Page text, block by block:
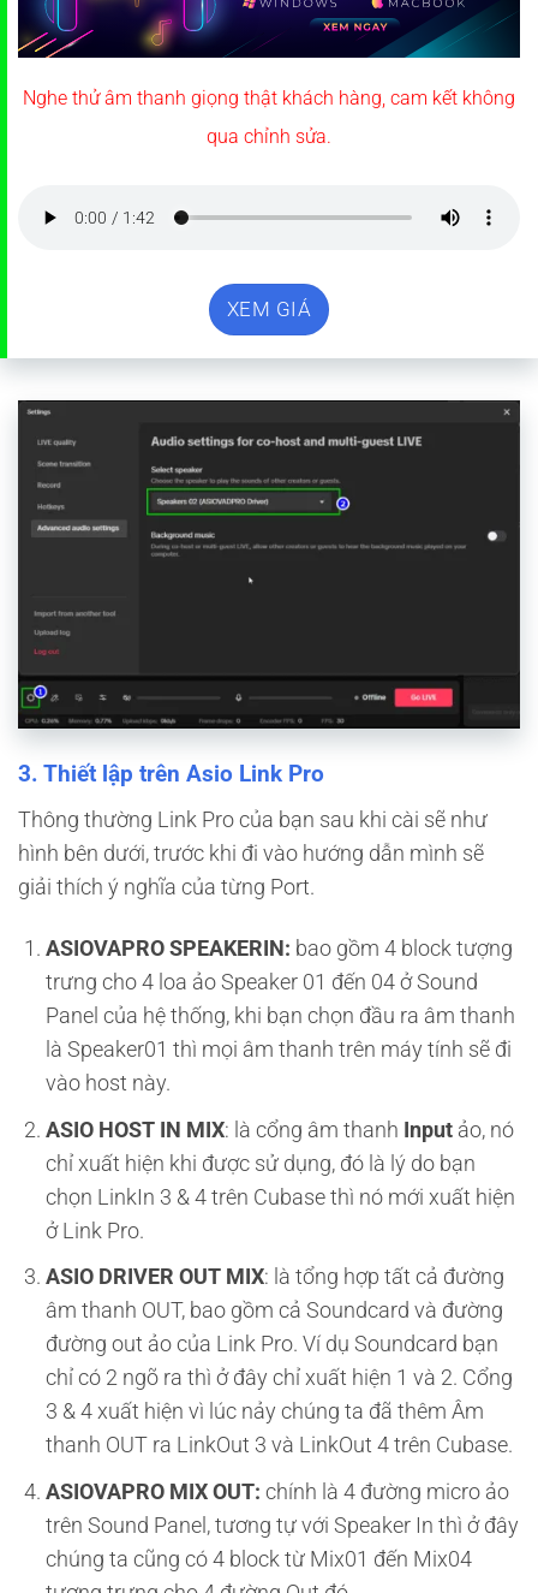
Nghe thử âm thanh giọng thật khách hàng, cam kết không
qua chỉnh sửa.
XEM GIÁ
3. Thiết lập trên Asio Link Pro
Thông thường Link Pro của bạn sau khi cài sẽ như
hình bên dưới, trước khi đi vào hướng dẫn mình sẽ
giải thích ý nghĩa của từng Port.
ASIOVAPRO SPEAKERIN: bao gồm 4 block tượng
trưng cho 4 loa ảo Speaker 01 đến 04 ở Sound
Panel của hệ thống, khi bạn chọn đầu ra âm thanh
là Speaker01 thì mọi âm thanh trên máy tính sẽ đi
vào host này.
ASIO HOST IN MIX: là cổng âm thanh Input ảo, nó
chỉ xuất hiện khi được sử dụng, đó là lý do bạn
chọn LinkIn 3 & 4 trên Cubase thì nó mới xuất hiện
ở Link Pro.
ASIO DRIVER OUT MIX: là tổng hợp tất cả đường
âm thanh OUT, bao gồm cả Soundcard và đường
đường out ảo của Link Pro. Ví dụ Soundcard bạn
chỉ có 2 ngõ ra thì ở đây chỉ xuất hiện 1 và 2. Cổng
3 & 4 xuất hiện vì lúc nảy chúng ta đã thêm Âm
thanh OUT ra LinkOut 3 và LinkOut 4 trên Cubase.
ASIOVAPRO MIX OUT: chính là 4 đường micro ảo
trên Sound Panel, tương tự với Speaker In thì ở đây
chúng ta cũng có 4 block từ Mix01 đến Mix04